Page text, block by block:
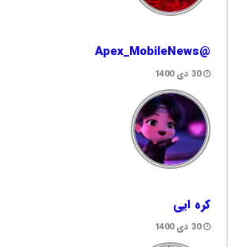
@Apex_MobileNews
30 دی 1400
کره ایی
30 دی 1400